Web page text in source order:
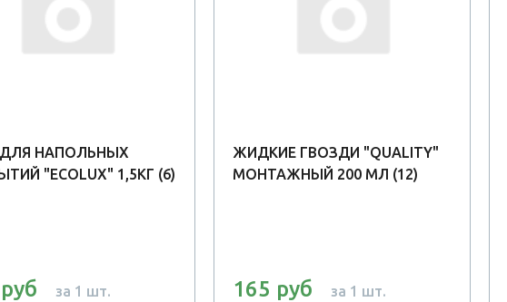
НАПОЛЬНЫХ
"ECOLUX" 1,5КГ (6)
за 1 шт.
ЖИДКИЕ ГВОЗДИ "QUALITY"
МОНТАЖНЫЙ 200 МЛ (12)
165 руб за 1 шт.